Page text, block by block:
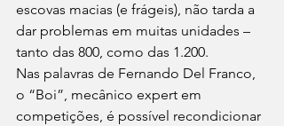
escovas macias (e frágeis), não tarda a
dar problemas em muitas unidades –
tanto das 800, como das 1.200.
Nas palavras de Fernando Del Franco,
o “Boi”, mecânico expert em
competições, é possível recondicionar